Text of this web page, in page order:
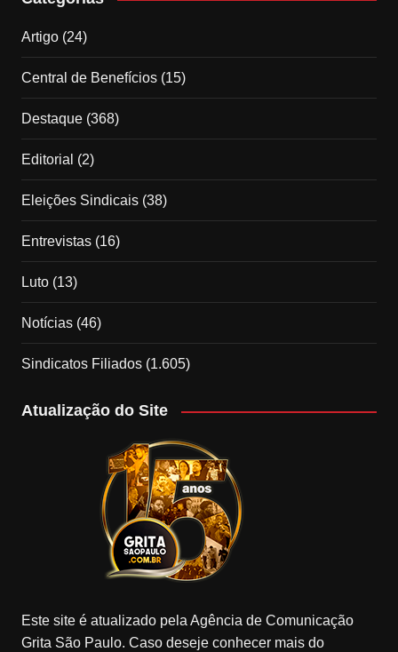
Artigo(24)
Central de Benefícios(15)
Destaque(368)
Editorial (2)
Eleições Sindicais(38)
Entrevistas(16)
Luto(13)
Notícias(46)
Sindicatos Filiados(1.605)
Atualização do Site
Este site é atualizado pela Agência de Comunicação
Grita São Paulo. Caso deseje conhecer mais do